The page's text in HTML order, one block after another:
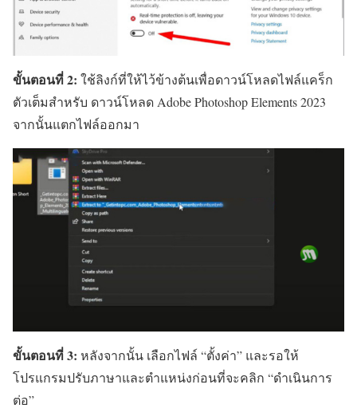
ขั้นตอนที่ 2: ใช้ลิงก์ที่ให้ไว้ข้างต้นเพื่อดาวน์โหลดไฟล์แคร็ก
ตัวเต็มสำหรับ ดาวน์โหลด Adobe Photoshop Elements 2023
จากนั้นแตกไฟล์ออกมา
ขั้นตอนที่ 3: หลังจากนั้น เลือกไฟล์ “ตั้งค่า” และรอให้
โปรแกรมปรับภาษาและตำแหน่งก่อนที่จะคลิก “ดำเนินการ
ต่อ”